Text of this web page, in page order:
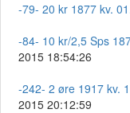
-79- 20 kr 1877 kv.
-84- 10 kr/2,5 Sps
2015 18:54:26
-242- 2 øre 1917 kv.
2015 20:12:59